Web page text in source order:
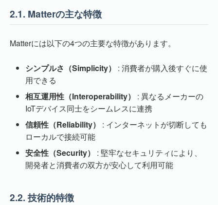
2.1. Matterの主な特徴
Matterには以下の4つの主要な特徴があります。
シンプルさ（Simplicity）
: 消費者が購入後すぐに使
用できる
相互運用性（Interoperability）
: 異なるメーカーの
IoTデバイス同士をシームレスに連携
信頼性（Reliability）
: インターネットが切断しても
ローカルで接続可能
安全性（Security）
: 堅牢なセキュリティにより、
開発者と消費者の双方が安心して利用可能
2.2.技術的特徴